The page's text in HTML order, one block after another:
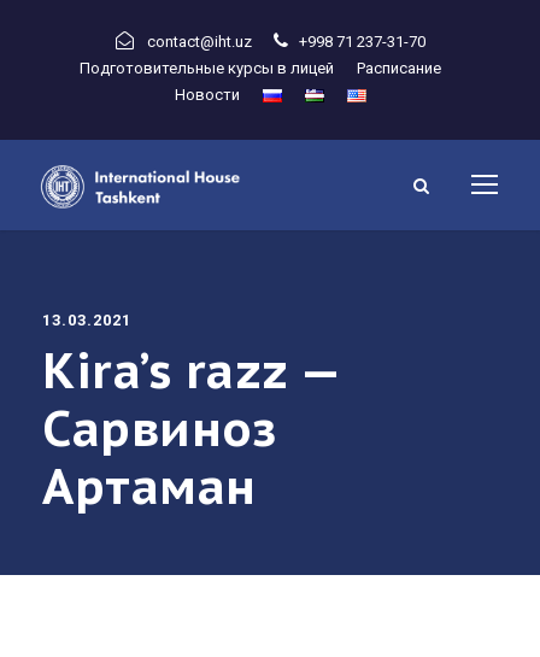
contact@iht.uz
+998 71 237-31-70
Подготовительные курсы в лицей
Расписание
Новости
13.03.2021
Kira’s razz —
Сарвиноз
Артаман